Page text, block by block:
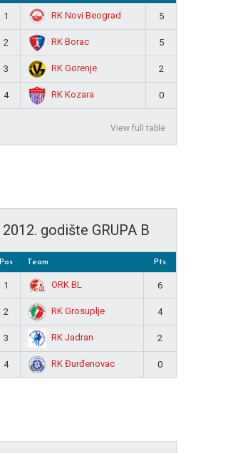
1 RK Novi Beograd 5
2 RK Borac 5
3 RK Gorenje 2
4 RK Kozara 0
View full table
2012. godište GRUPA B
Pos Team Pts
1 ORK BL 6
2 RK Grosuplje 4
3 RK Jadran 2
4 RK Đurđenovac 0